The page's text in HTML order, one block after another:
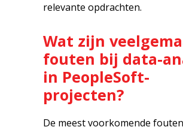
relevante opdrachten.
Wat zijn
fouten bij data-
in PeopleSoft-
projecten?
De meest voorkomende